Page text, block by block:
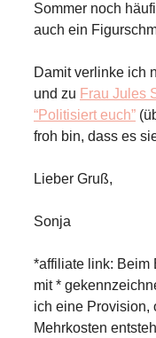
Sommer noch
auch ein
Damit verlinke ich
und zu Frau Jules
“Politisiert euch”
froh bin, dass es
Lieber Gruß,
Sonja
*affiliate link: Beim
mit *
ich eine Provision,
Mehrkosten